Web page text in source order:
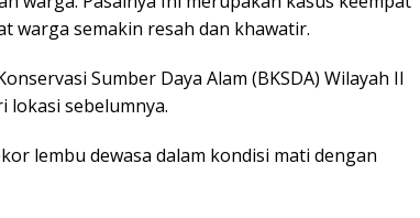
warga semakin resah dan khawatir.
Sumber Daya Alam (BKSDA) Wilayah II
lokasi sebelumnya.
lembu dewasa dalam kondisi mati dengan